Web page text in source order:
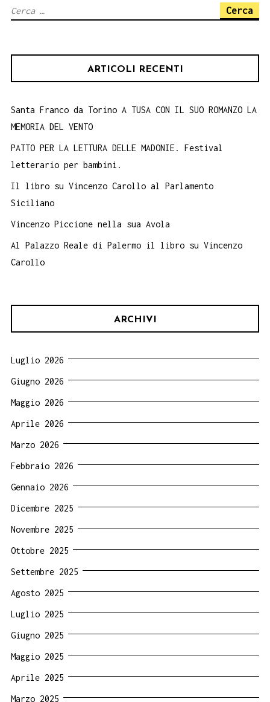
Ricerca
ARTICOLI RECENTI
Santa Franco da Torino A TUSA CON IL SUO ROMANZO LA
MEMORIA DEL VENTO
PATTO PER LA LETTURA DELLE MADONIE. Festival
letterario per bambini.
Il libro su Vincenzo Carollo al Parlamento
Siciliano
Vincenzo Piccione nella sua Avola
Al Palazzo Reale di Palermo il libro su Vincenzo
Carollo
ARCHIVI
Luglio 2026
Giugno 2026
Maggio 2026
Aprile 2026
Marzo 2026
Febbraio 2026
Gennaio 2026
Dicembre 2025
Novembre 2025
Ottobre 2025
Settembre 2025
Agosto 2025
Luglio 2025
Giugno 2025
Maggio 2025
Aprile 2025
Marzo 2025